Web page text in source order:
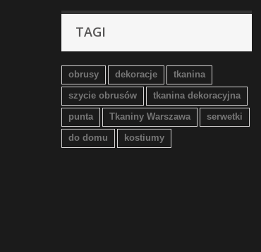
TAGI
obrusy dekoracje
tkanina
szycie obrusów
tkanina dekoracyjna
punta
Tkaniny Warszawa
serwetki
do domu
kostiumy